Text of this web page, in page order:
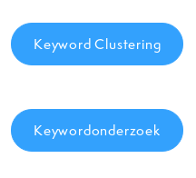
Keyword Clustering
Keywordonderzoek